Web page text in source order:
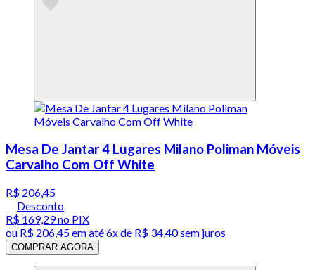
Mesa De Jantar 4 Lugares Milano Poliman Móveis
Carvalho Com Off White
R$ 206,45
Desconto
R$ 169,29no PIX
ou R$ 206,45em até6x de R$ 34,40 sem juros
COMPRAR AGORA